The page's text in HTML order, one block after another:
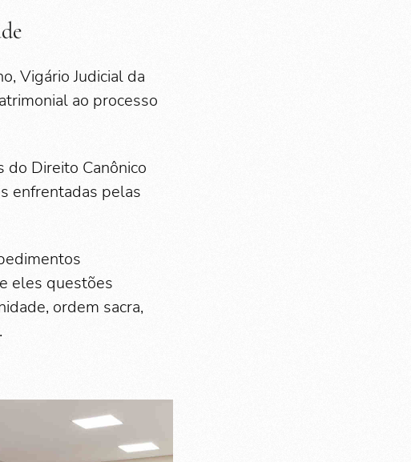
Vigário Judicial da
ao processo
do Direito Canônico
enfrentadas pelas
eles questões
ordem sacra,